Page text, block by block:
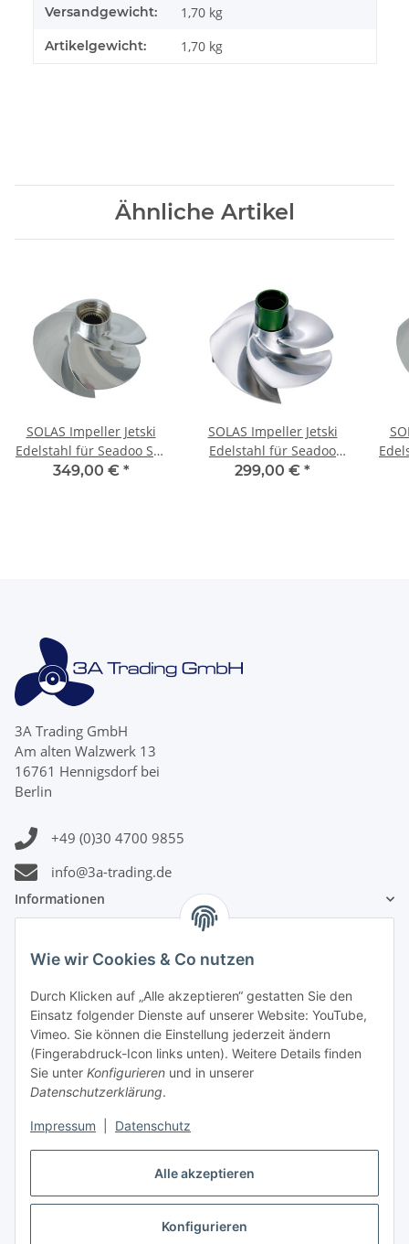
Alle akzeptieren
Konfigurieren
Wie wir Cookies & Co nutzen
Durch Klicken auf „Alle akzeptieren“ gestatten Sie den
Einsatz folgender Dienste auf unserer Website: YouTube,
Vimeo. Sie können die Einstellung jederzeit ändern
(Fingerabdruck-Icon links unten). Weitere Details finden
Sie unter Konfigurieren und in unserer
Datenschutzerklärung.
Impressum Datenschutz
Versandgewicht: 1,70 kg
Artikelgewicht: 1,70 kg
Ähnliche Artikel
SOLAS Impeller Jetski
Edelstahl für Seadoo SR-
CD-12/20A 155,5mm
349,00 € *
SOLAS Impeller Jetski
Edelstahl für Seadoo
10/18 SR-CD-10/18
299,00 € *
3A Trading GmbH
Am alten Walzwerk 13
16761 Hennigsdorf bei
Berlin
+49 (0)30 4700 9855
info@3a-trading.de
Informationen
Gesetzliche Informationen
Zahlungsinformationen
Versandinformationen